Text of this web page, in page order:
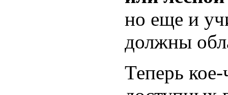
но еще и
должны
Теперь